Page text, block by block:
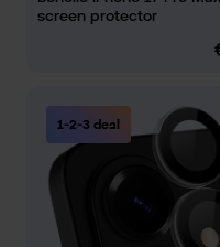
screen protector
1-2-3 deal